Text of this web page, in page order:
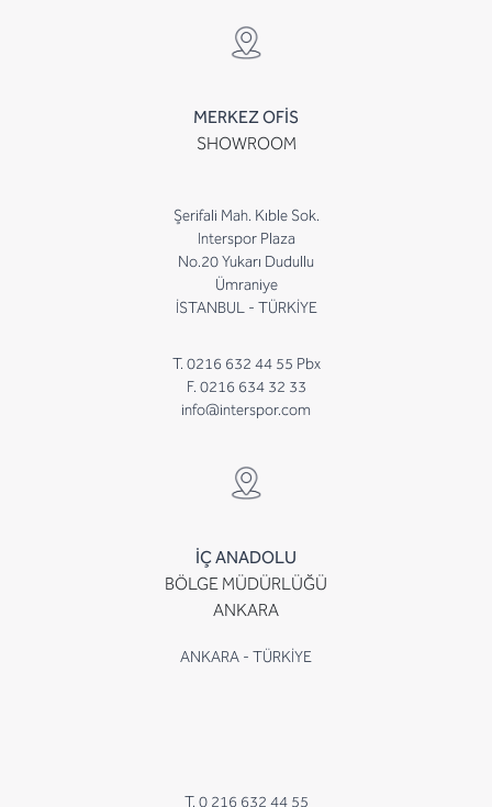
MERKEZ OFİS
SHOWROOM
Şerifali Mah. Kıble Sok.
Interspor Plaza
No.20 Yukarı Dudullu
Ümraniye
İSTANBUL - TÜRKİYE
T. 0216 632 44 55 Pbx
F. 0216 634 32 33
info@interspor.com
İÇ ANADOLU
BÖLGE MÜDÜRLÜĞÜ
ANKARA
ANKARA - TÜRKİYE
T. 0 216 632 44 55